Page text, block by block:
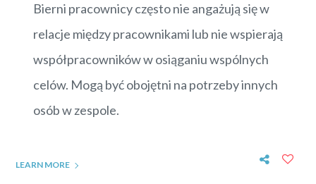
Bierni pracownicy często nie angażują się w
relacje między pracownikami lub nie wspierają
współpracowników w osiąganiu wspólnych
celów. Mogą być obojętni na potrzeby innych
osób w zespole.
LEARN MORE